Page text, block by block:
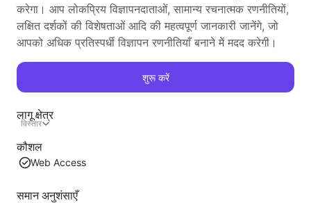
करेगा। आप लोकप्रिय विज्ञापनदाताओं, सामान्य रचनात्मक रणनीतियों,
लक्षित दर्शकों की विशेषताओं आदि की महत्वपूर्ण जानकारी जानेंगे, जो
आपको अधिक प्रतिस्पर्धी विज्ञापन रणनीतियाँ बनाने में मदद करेगी।
शुरू करें
लागू क्षेत्र
विस्तार
कौशल
Web Access
समान अनुशंसाएँ